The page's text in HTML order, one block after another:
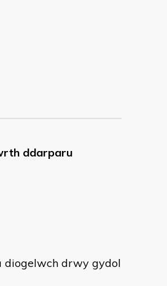
ddarparu
diogelwch drwy gydol